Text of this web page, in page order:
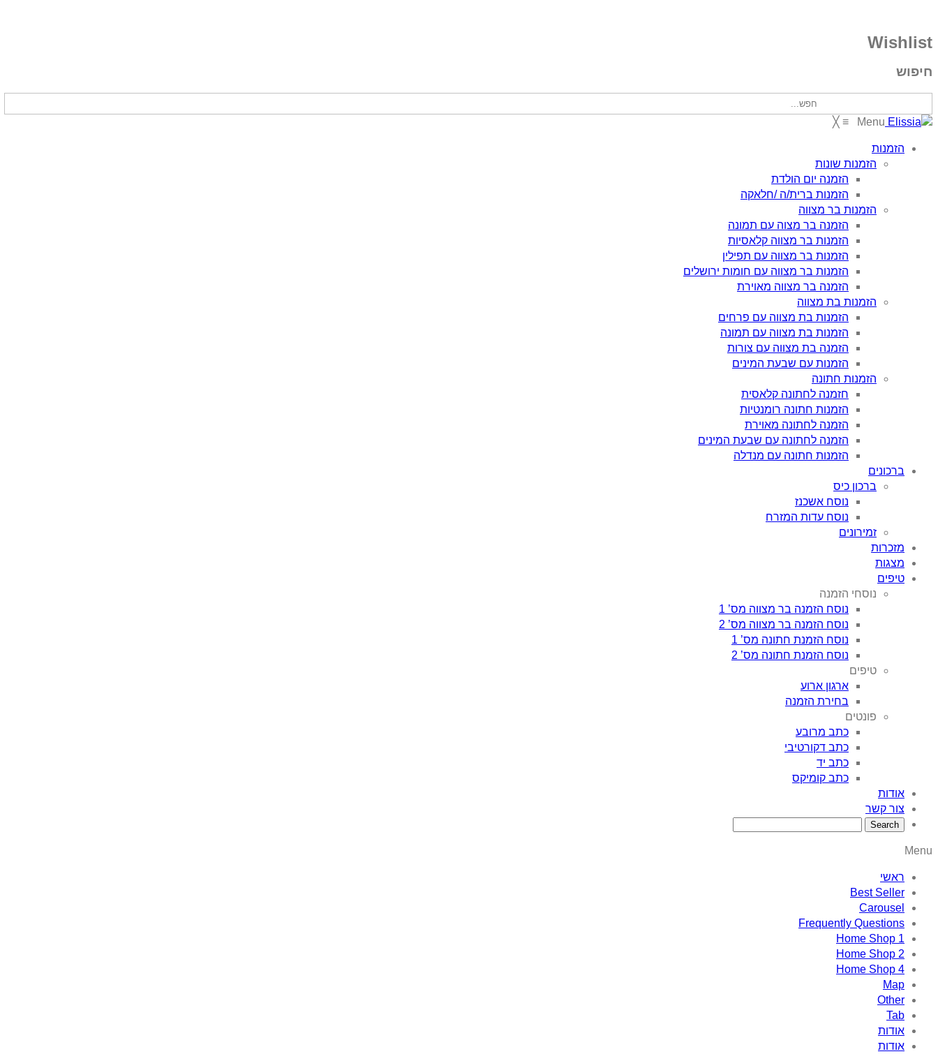
Wishlist
חיפוש
Menu
≡
╳
הזמנות
הזמנות שונות
הזמנה יום הולדת
הזמנות ברית/ה /חלאקה
הזמנות בר מצווה
הזמנה בר מצוה עם תמונה
הזמנות בר מצווה קלאסיות
הזמנות בר מצווה עם תפילין
הזמנות בר מצווה עם חומות ירושלים
הזמנה בר מצווה מאוירת
הזמנות בת מצווה
הזמנות בת מצווה עם פרחים
הזמנות בת מצווה עם תמונה
הזמנה בת מצווה עם צורות
הזמנות עם שבעת המינים
הזמנות חתונה
חזמנה לחתונה קלאסית
הזמנות חתונה רומנטיות
הזמנה לחתונה מאוירת
הזמנה לחתונה עם שבעת המינים
הזמנות חתונה עם מנדלה
ברכונים
ברכון כיס
נוסח אשכנז
נוסח עדות המזרח
זמירונים
מזכרות
מצגות
טיפים
נוסחי הזמנה
נוסח הזמנה בר מצווה מס’ 1
נוסח הזמנה בר מצווה מס’ 2
נוסח הזמנת חתונה מס’ 1
נוסח הזמנת חתונה מס’ 2
טיפים
ארגון ארוע
בחירת הזמנה
פונטים
כתב מרובע
כתב דקורטיבי
כתב יד
כתב קומיקס
אודות
צור קשר
Menu
ראשי
Best Seller
Carousel
Frequently Questions
Home Shop 1
Home Shop 2
Home Shop 4
Map
Other
Tab
אודות
אודות